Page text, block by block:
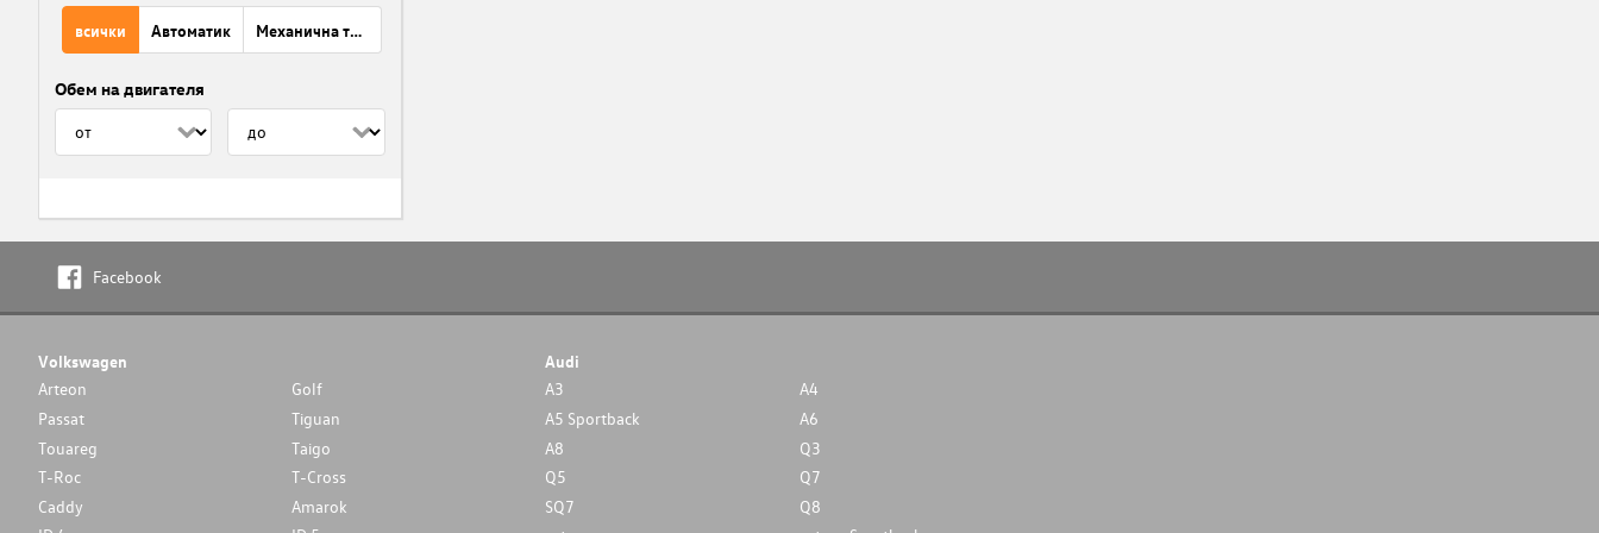
всички Автоматик Механична трансмисия
Обем на двигателя
Facebook
Volkswagen
Arteon
Golf
Passat
Tiguan
Touareg
Taigo
T-Roc
T-Cross
Caddy
Amarok
Audi
A3
A4
A5 Sportback
A6
A8
Q3
Q5
Q7
SQ7
Q8